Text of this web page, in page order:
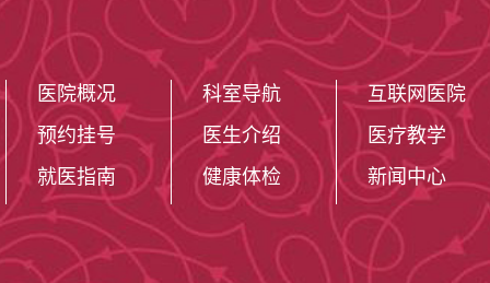
医院概况
预约挂号
就医指南
科室导航
医生介绍
健康体检
互联网医院
医疗教学
新闻中心